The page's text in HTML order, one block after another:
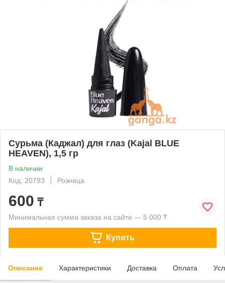
Сурьма (Каджал) для глаз (Kajal BLUE
HEAVEN), 1,5 гр
В наличии
Код: 20793
Розница
600 ₸
Минимальная сумма заказа на сайте — 5 000 ₸
Купить
Описание Характеристики Доставка Оплата